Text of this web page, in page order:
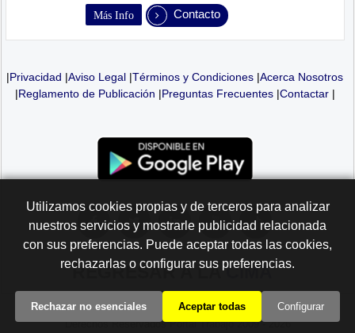
Más Info Contacto
|Privacidad |Aviso Legal |Términos y Condiciones |Acerca Nosotros
|Reglamento de Publicación |Preguntas Frecuentes|Contactar|
Utilizamos cookies propias y de terceros para analizar
nuestros servicios y mostrarle publicidad relacionada
con sus preferencias. Puede aceptar todas las cookies,
rechazarlas o configurar sus preferencias.
Rechazar no esenciales Aceptar todas Configurar
REGRESAR A LACIMA
Derechos Reservados Portal Trabajo 2009 - 2026